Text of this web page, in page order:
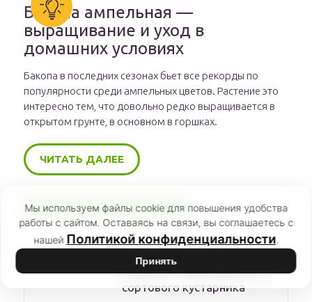
Бакопа ампельная —
выращивание и уход в
домашних условиях
Бакопа в последних сезонах бьет все рекорды по
популярности среди ампельных цветов. Растение это
интересно тем, что довольно редко выращивается в
открытом грунте, в основном в горшках.
ЧИТАТЬ ДАЛЕЕ
РЕКОМЕНДУЕМ
Роза Пилигрим (The
Pilgrim) — характеристики
сортового кустарника
Мы используем файлы cookie для повышения удобства
работы с сайтом. Оставаясь на связи, вы соглашаетесь с
нашей Политикой конфиденциальности.
Принять